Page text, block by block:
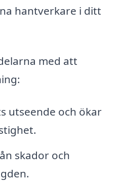
hantverkare i ditt
med att
utseende och ökar
skador och